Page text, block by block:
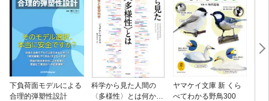
下負荷面モデルによる
合理的弾塑性設計
科学から見た人間の
〈多様性〉とは何か―
ヤマケイ文庫 新 くら
べてわかる野鳥300